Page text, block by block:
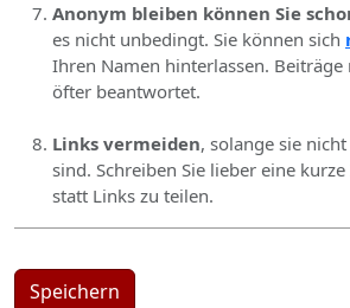
Anonym bleiben können Sie
es nicht unbedingt. Sie können sich
Ihren Namen hinterlassen.
öfter beantwortet.
Links vermeiden, solange sie
sind. Schreiben Sie lieber eine
statt Links zu teilen.
Speichern